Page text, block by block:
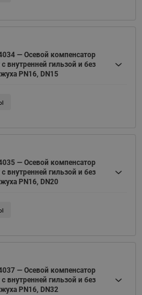
— Осевой компенсатор
внутренней гильзой и без
PN16, DN15
— Осевой компенсатор
внутренней гильзой и без
PN16, DN20
— Осевой компенсатор
внутренней гильзой и без
PN16, DN32